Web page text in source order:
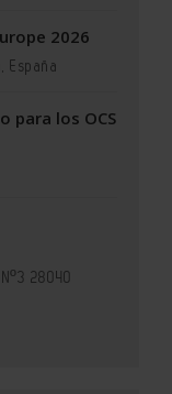
2026
España
para los OCS
28040